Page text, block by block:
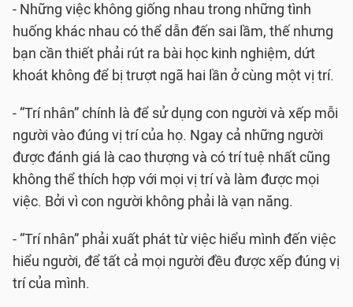
- Những việc không giống nhau trong những tình
huống khác nhau có thể dẫn đến sai lầm, thế nhưng
bạn cần thiết phải rút ra bài học kinh nghiệm, dứt
khoát không để bị trượt ngã hai lần ở cùng một vị trí.
- “Trí nhân” chính là để sử dụng con người và xếp mỗi
người vào đúng vị trí của họ. Ngay cả những người
được đánh giá là cao thượng và có trí tuệ nhất cũng
không thể thích hợp với mọi vị trí và làm được mọi
việc. Bởi vì con người không phải là vạn năng.
- “Trí nhân” phải xuất phát từ việc hiểu mình đến việc
hiểu người, để tất cả mọi người đều được xếp đúng vị
trí của mình.